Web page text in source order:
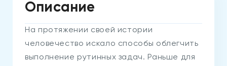
Описание
На протяжении своей истории
человечество искало способы облегчить
выполнение рутинных задач. Раньше для